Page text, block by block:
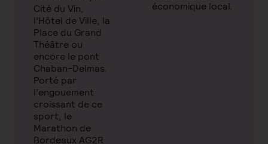
Cité du Vin,
l’Hôtel de Ville, la
Place du Grand
Théâtre ou
encore le pont
Chaban-Delmas.
Porté par
l’engouement
croissant de ce
sport, le
Marathon de
Bordeaux AG2R
économique local.